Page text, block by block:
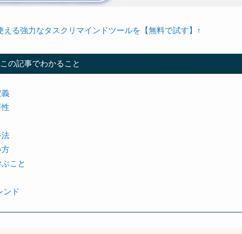
える強力なタスクリマインドツールを【無料で試す】↑
この記事でわかること
義
法
方
こと
ンド